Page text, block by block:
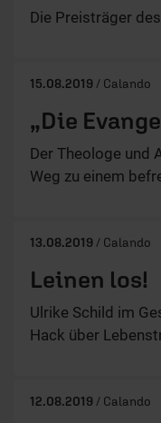
Die Preisträger
15.08.2019 / Calando
„Die
Der Theologe und
Weg zu einem
13.08.2019 / Calando
Leinen los!
Ulrike Schild im
Hack über
12.08.2019 / Calando